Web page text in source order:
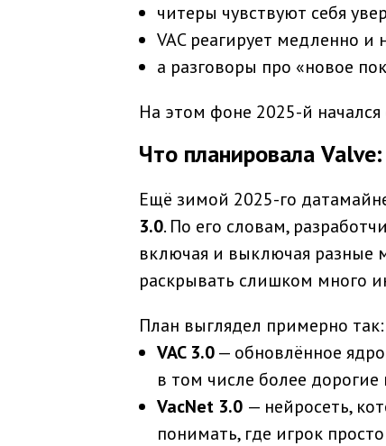
читеры чувствуют себя
VAC реагирует медленно и
а разговоры про «новое
На этом фоне 2025-й начался
Что планировала
Ещё зимой 2025-го
3.0. По его словам,
включая и выключая разные
раскрывать слишком много
План выглядел примерно так:
VAC 3.0— обновлённое
в том числе более
VacNet 3.0 — нейросеть,
понимать, где игрок